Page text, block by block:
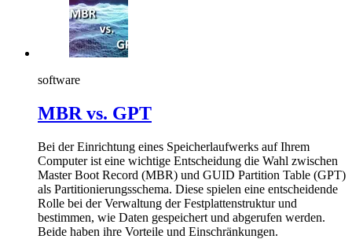
software
MBR vs. GPT
Bei der Einrichtung eines Speicherlaufwerks auf Ihrem
Computer ist eine wichtige Entscheidung die Wahl zwischen
Master Boot Record (MBR) und GUID Partition Table (GPT)
als Partitionierungsschema. Diese spielen eine entscheidende
Rolle bei der Verwaltung der Festplattenstruktur und
bestimmen, wie Daten gespeichert und abgerufen werden.
Beide haben ihre Vorteile und Einschränkungen.